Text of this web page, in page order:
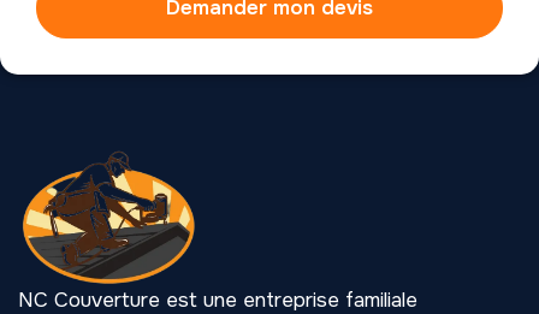
Demander mon devis
NC Couverture est une entreprise familiale